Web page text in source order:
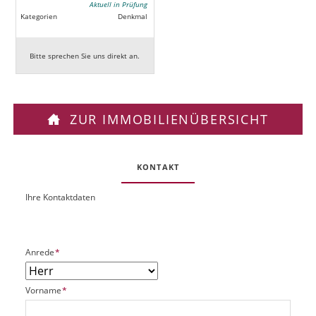
Aktuell in Prüfung
Kategorien
Denkmal
Bitte sprechen Sie uns direkt an.
ZUR IMMOBILIENÜBERSICHT
KONTAKT
O
k
P
UIhre Kontaktdaten
P
f
l
i
Anrede*
P
f
Vorname*